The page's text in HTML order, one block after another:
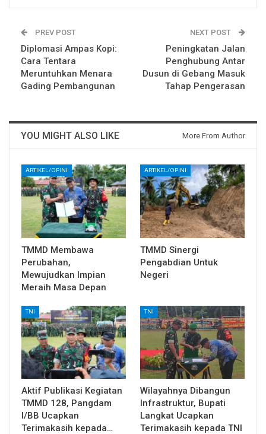
PREV POST
Diplomasi Ampas Kopi:
Cara Tentara
Meruntuhkan Menara
Gading Pembangunan
NEXT POST
Peningkatan Jalan
Penghubung Antar
Dusun di Gebang Masuk
Tahap Pengerasan
YOU MIGHT ALSO LIKE More From Author
ARTIKEL/OPINI
TMMD Membawa
Perubahan,
Mewujudkan Impian
Meraih Masa Depan
ARTIKEL/OPINI
TMMD Sinergi
Pengabdian Untuk
Negeri
TNI
Aktif Publikasi Kegiatan
TMMD 128, Pangdam
I/BB Ucapkan
Terimakasih kepada…
TNI
Wilayahnya Dibangun
Infrastruktur, Bupati
Langkat Ucapkan
Terimakasih kepada TNI